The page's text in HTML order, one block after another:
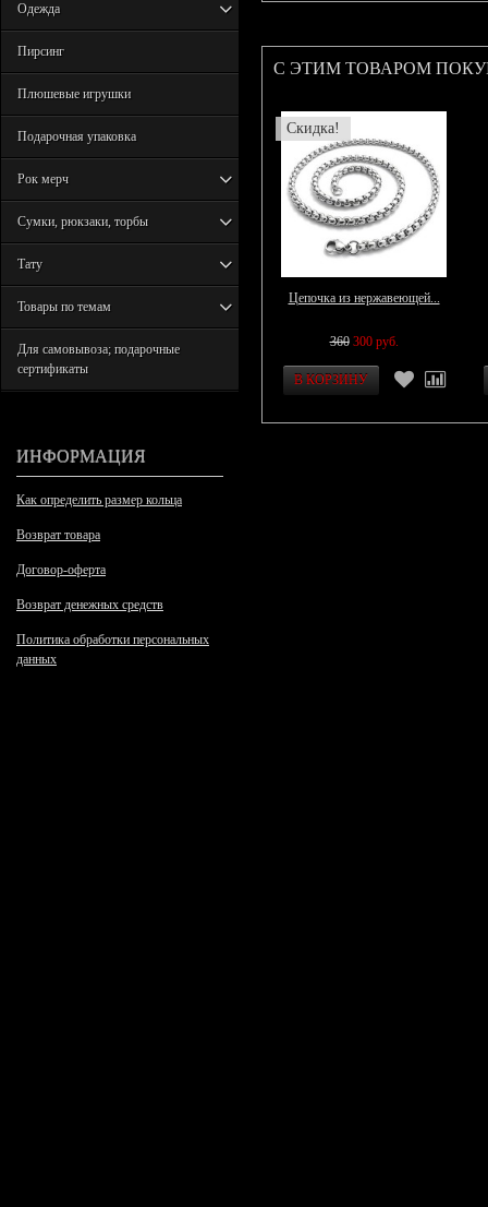
Одежда
Пирсинг
Плюшевые игрушки
Подарочная упаковка
Рок мерч
Сумки, рюкзаки, торбы
Тату
Товары по темам
Для самовывоза; подарочные
сертификаты
ИНФОРМАЦИЯ
Как определить размер кольца
Возврат товара
Договор-оферта
Возврат денежных средств
Политика обработки персональных
данных
С ЭТИМ ТОВАРОМ
Скидка!
Цепочка из нержавеющей...
360 300 руб.